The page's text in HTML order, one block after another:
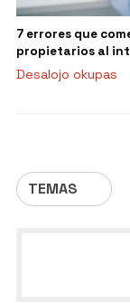
TEMAS
7 errores que
propietarios al
desalojar a un
cuenta
Desalojo okupas